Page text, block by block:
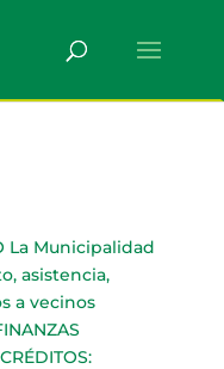
La Municipalidad
asistencia,
a vecinos